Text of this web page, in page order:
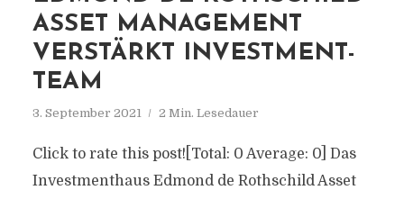
ASSET MANAGEMENT
VERSTÄRKT INVESTMENT-
TEAM
3. September 2021 2 Min. Lesedauer
Click to rate this post![Total: 0 Average: 0] Das
Investmenthaus Edmond de Rothschild Asset